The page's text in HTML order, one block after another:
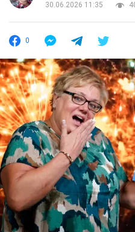
30.06.2026 11:35
0